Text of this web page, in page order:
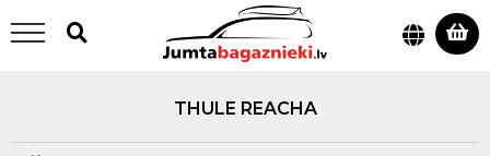
THULE REACHA